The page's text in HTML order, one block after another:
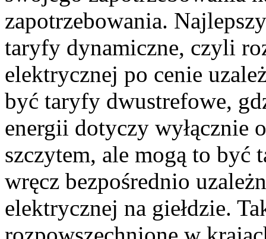
zapotrzebowania.
taryfy dynamiczne, czyli
elektrycznej po cenie
być taryfy dwustrefowe,
energii dotyczy wyłącznie
szczytem, ale mogą to
wręcz bezpośrednio
elektrycznej na giełdzie.